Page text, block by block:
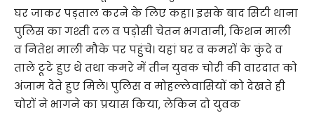
घर जाकर पड़ताल करने के लिए कहा। इसके बाद सिटी थाना
पुलिस का गश्ती दल व पड़ोसी चेतन भगतानी, किशन माली
व नितेश माली मौके पर पहुंचे। यहां घर व कमरों के कुंदे व
ताले टूटे हुए थे तथा कमरे में तीन युवक चोरी की वारदात को
अंजाम देते हुए मिले। पुलिस व मोहल्लेवासियों को देखते ही
चोरों ने भागने का प्रयास किया, लेकिन दो युवक